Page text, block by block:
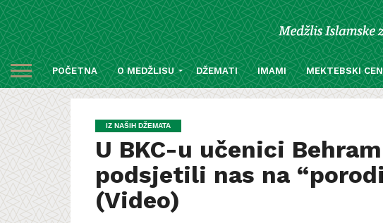
POČETNA O MEDŽLISU DŽEMATI IMAMI MEKTEBSKI
IZ NAŠIH DŽEMATA
U BKC-u učenici
podsjetili nas na
(Video)